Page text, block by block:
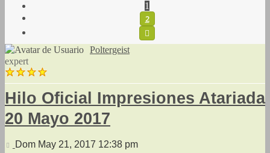
1
2
Poltergeist
expert
Hilo Oficial Impresiones Atariada
20 Mayo 2017
Mensaje
Dom May 21, 2017 12:38 pm